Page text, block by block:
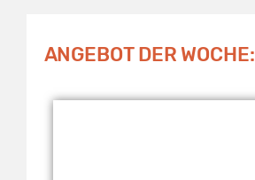
ANGEBOT DER WOCHE: